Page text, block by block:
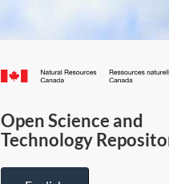
Canada.ca
Open Science and
Technology